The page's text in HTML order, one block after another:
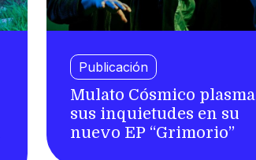
Publicación
Mulato Cósmico plasma
sus inquietudes en su
nuevo EP “Grimorio”